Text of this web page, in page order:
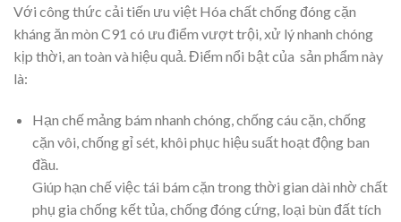
Với công thức cải tiến ưu việt Hóa chất chống đóng cặn
kháng ăn mòn C91 có ưu điểm vượt trội, xử lý nhanh chóng
kịp thời, an toàn và hiệu quả. Điểm nổi bật của sản phẩm này
là:
Hạn chế mảng bám nhanh chóng, chống cáu cặn, chống
cặn vôi, chống gỉ sét, khôi phục hiệu suất hoạt động ban
đầu.
Giúp hạn chế việc tái bám cặn trong thời gian dài nhờ chất
phụ gia chống kết tủa, chống đóng cứng, loại bùn đất tích